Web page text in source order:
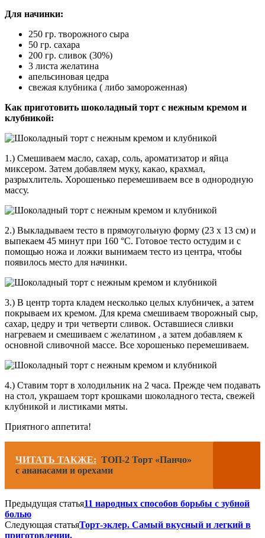
Для начинки:
250 гр. творожного сыра
50 гр. сахара
200 гр. сливок (30%)
3 листа желатина
апельсиновая цедра
свежая клубника ( либо замороженная)
Как приготовить шоколадный торт с нежным кремом и
клубникой:
1.) Смешиваем масло, сахар, соль, ароматизатор и яйца
миксером. Затем добавляем муку, какао, крахмал,
разрыхлитель. Хорошенько перемешиваем все в однородную
массу.
2.) Выкладываем тесто в прямоугольную форму (23 х 13 см) и
выпекаем 45 минут при 160 °C. Готовое тесто остудим и с
помощью ножа и ложки вынимаем тесто из центра, чтобы
появилось место для начинки.
3.) В центр торта кладем несколько целых клубничек, а затем
покрываем их кремом. Для крема смешиваем творожный сыр,
сахар, цедру и три четверти сливок. Оставшиеся сливки
нагреваем и смешиваем с желатином , а затем добавляем к
основной сливочной массе. Все хорошенько перемешиваем.
4.) Ставим торт в холодильник на 2 часа. Прежде чем подавать
на стол, украшаем торт крошками шоколадного теста, свежей
клубникой и листиками мяты.
Приятного аппетита!
ЧИТАТЬ ТАКЖЕ: ТОП-2 Торт «Панчо»
с ананасами и орехами
Предыдущая статья11 народных способов борьбы с зубной
болью
Следующая статьяТорт-эклер. Самый вкусный и легкий в
приготовлении.